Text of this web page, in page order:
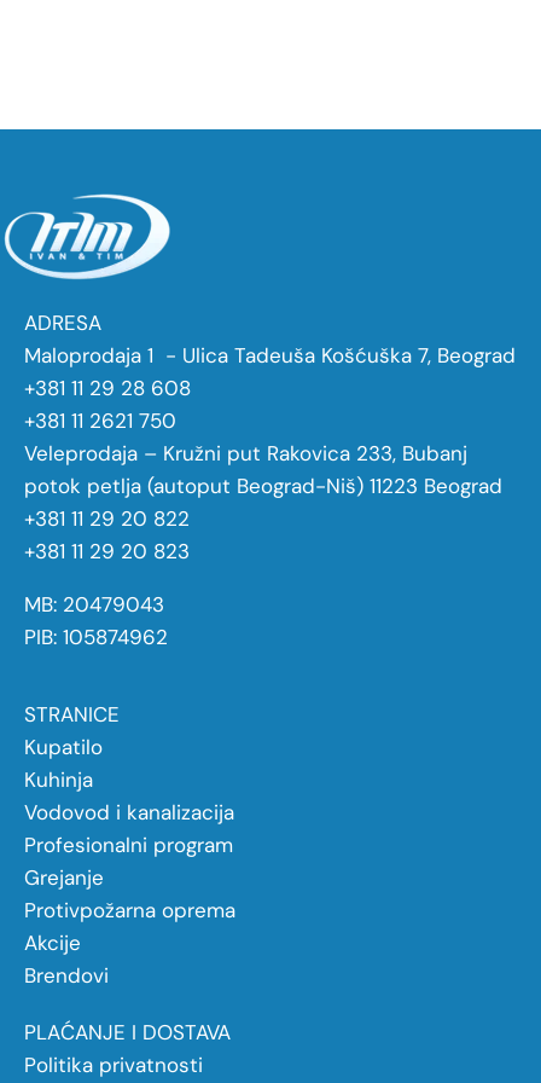
ADRESA
Maloprodaja 1 - Ulica Tadeuša Košćuška 7, Beograd
+381 11 29 28 608
+381 11 2621 750
Veleprodaja – Kružni put Rakovica 233, Bubanj
potok petlja (autoput Beograd-Niš) 11223 Beograd
+381 11 29 20 822
+381 11 29 20 823
MB: 20479043
PIB: 105874962
STRANICE
Kupatilo
Kuhinja
Vodovod i kanalizacija
Profesionalni program
Grejanje
Protivpožarna oprema
Akcije
Brendovi
PLAĆANJE I DOSTAVA
Politika privatnosti